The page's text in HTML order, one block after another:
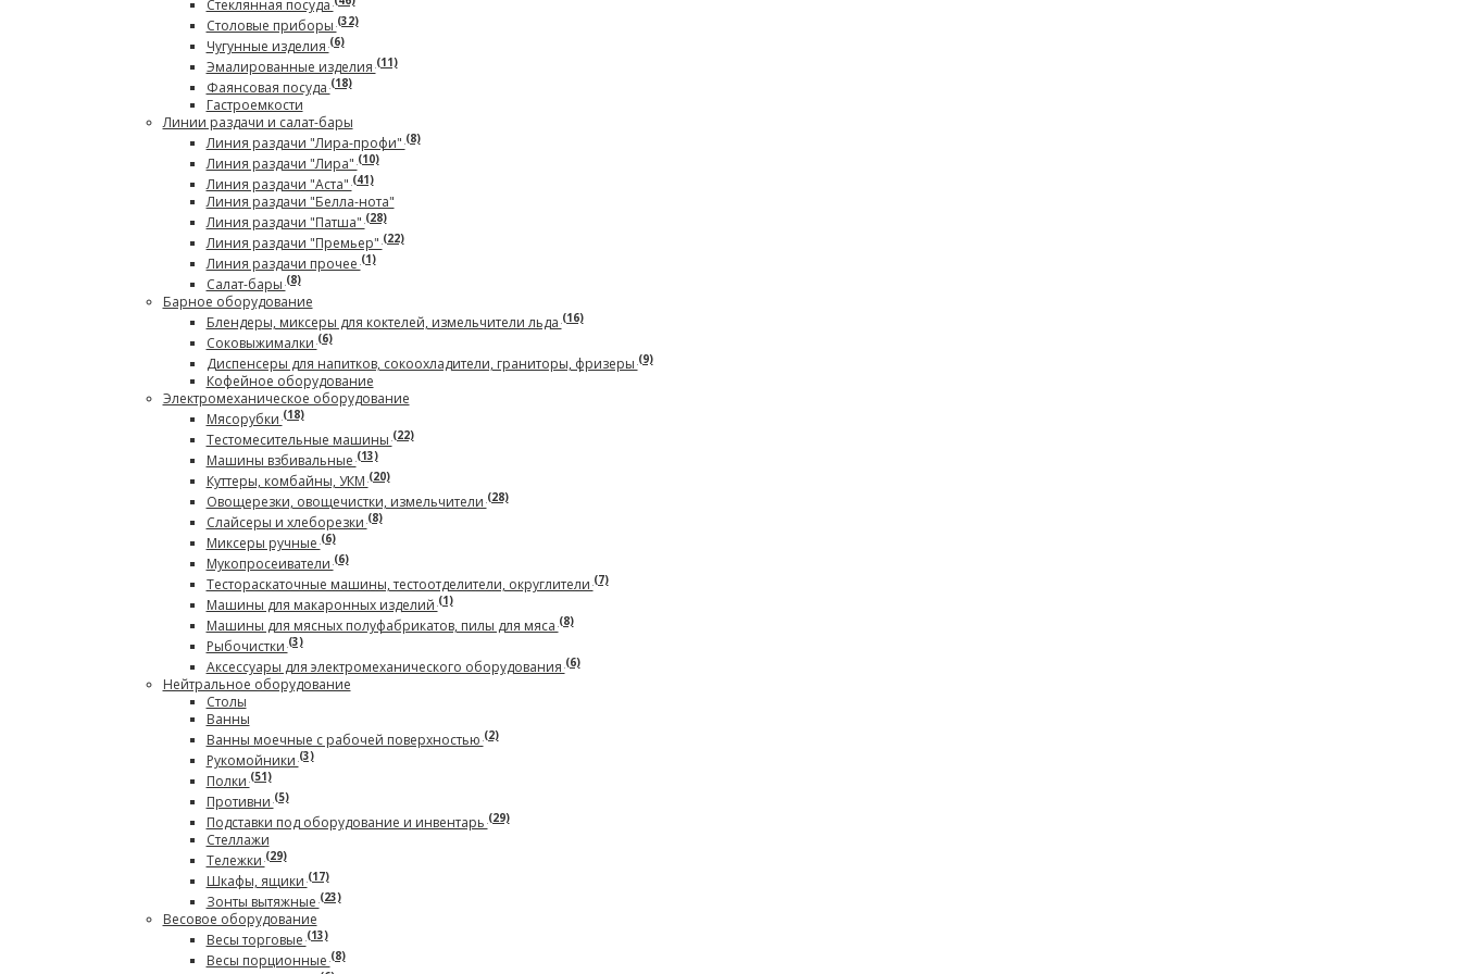
Стеклянная посуда
Столовые приборы(32)
Чугунные изделия(6)
Эмалированные изделия(11)
Фаянсовая посуда(18)
Гастроемкости
Линии раздачи и салат-бары
Линия раздачи "Лира-профи"(8)
Линия раздачи "Лира"(10)
Линия раздачи "Аста"(41)
Линия раздачи "Белла-нота"
Линия раздачи "Патша"(28)
Линия раздачи "Премьер"(22)
Линия раздачи прочее(1)
Салат-бары(8)
Барное оборудование
Блендеры, миксеры для коктелей, измельчители льда(16)
Соковыжималки(6)
Диспенсеры для напитков, сокоохладители, граниторы, фризеры(9)
Кофейное оборудование
Электромеханическое оборудование
Мясорубки(18)
Тестомесительные машины(22)
Машины взбивальные(13)
Куттеры, комбайны, УКМ(20)
Овощерезки, овощечистки, измельчители(28)
Слайсеры и хлеборезки(8)
Миксеры ручные(6)
Мукопросеиватели(6)
Тестораскаточные машины, тестоотделители, округлители(7)
Машины для макаронных изделий(1)
Машины для мясных полуфабрикатов, пилы для мяса(8)
Рыбочистки(3)
Аксессуары для электромеханического оборудования(6)
Нейтральное оборудование
Столы
Ванны
Ванны моечные с рабочей поверхностью(2)
Рукомойники(3)
Полки(51)
Противни(5)
Подставки под оборудование и инвентарь(29)
Стеллажи
Тележки(29)
Шкафы, ящики(17)
Зонты вытяжные(23)
Весовое оборудование
Весы торговые(13)
Весы порционные(8)